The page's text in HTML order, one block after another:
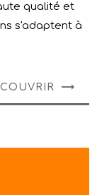
qualité et
s'adaptent à